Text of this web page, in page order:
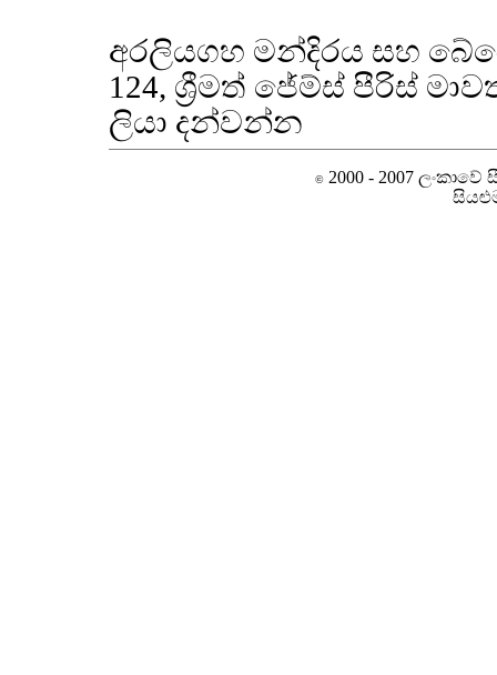
අරලියගහ මන්දිරය සහ
124, ශ්‍රීමත් ජේම්ස් පීරිස්
ලියා දන්වන්න
©2000 - 2007